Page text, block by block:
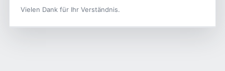
Vielen Dank für Ihr Verständnis.